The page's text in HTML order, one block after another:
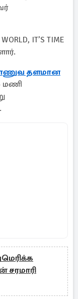
IT’S TIME
தளமான
மணி
சரமாரி